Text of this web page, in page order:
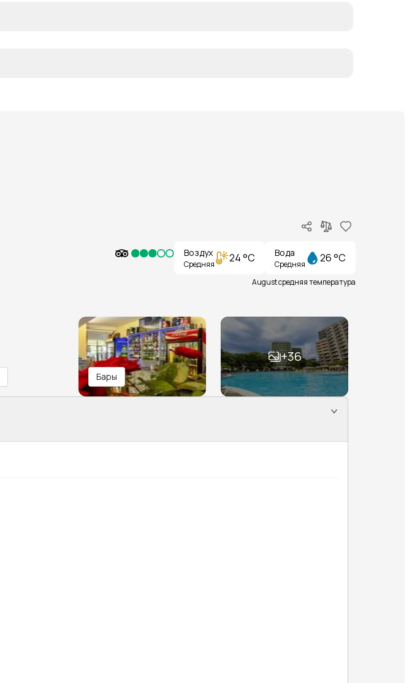
Воздух
Средняя 24 °C Вода
Средняя 26 °C
August средняя температура
Бары
+36